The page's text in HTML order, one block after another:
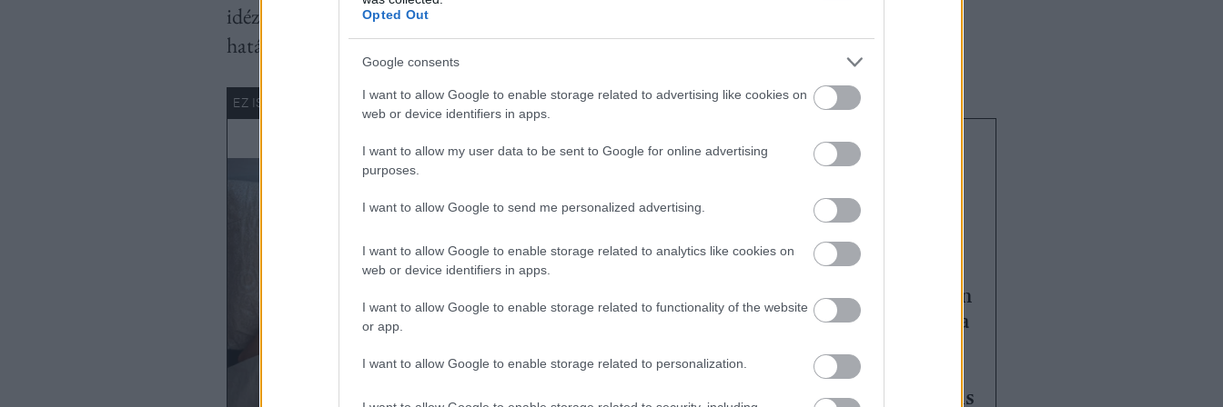
Opted Out
Google consents
I want to allow Google to enable storage related to advertising like cookies on
web or device identifiers in apps.
I want to allow my user data to be sent to Google for online advertising
purposes.
I want to allow Google to send me personalized advertising.
I want to allow Google to enable storage related to analytics like cookies on
web or device identifiers in apps.
I want to allow Google to enable storage related to functionality of the website
or app.
I want to allow Google to enable storage related to personalization.
idéznek elő (például alfa- vagy theta-hullámokat), amely az ébrenlét és
határmezsgyén mozog.
a felnőttek közel egyharmada
alváshiánnyal, pedig már
egyetlen éjszaka rossz alvás is